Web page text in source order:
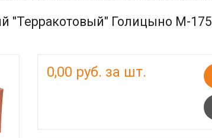
"Терракотовый" Голицыно М-
0,00 руб. за шт.